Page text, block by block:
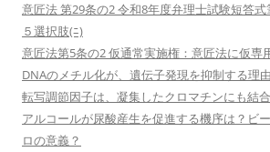
意匠法 第29条の2 令和8年度弁理士試験短答式
５選択肢(ﾆ)
意匠法第5条の2 仮通常実施権：意匠法に仮専
DNAのメチル化が、遺伝子発現を抑制する理
転写調節因子は、凝集したクロマチンにも結
アルコールが尿酸産生を促進する機序は？ビ
ロの意義？